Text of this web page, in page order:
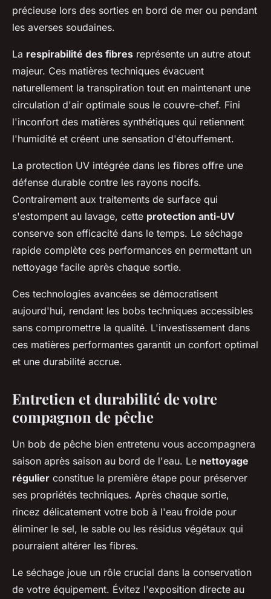
précieuse lors des sorties en bord de mer ou pendant
les averses soudaines.
La respirabilité des fibres représente un autre atout
majeur. Ces matières techniques évacuent
naturellement la transpiration tout en maintenant une
circulation d'air optimale sous le couvre-chef. Fini
l'inconfort des matières synthétiques qui retiennent
l'humidité et créent une sensation d'étouffement.
La protection UV intégrée dans les fibres offre une
défense durable contre les rayons nocifs.
Contrairement aux traitements de surface qui
s'estompent au lavage, cette protection anti-UV
conserve son efficacité dans le temps. Le séchage
rapide complète ces performances en permettant un
nettoyage facile après chaque sortie.
Ces technologies avancées se démocratisent
aujourd'hui, rendant les bobs techniques accessibles
sans compromettre la qualité. L'investissement dans
ces matières performantes garantit un confort optimal
et une durabilité accrue.
Entretien et durabilité de votre
compagnon de pêche
Un bob de pêche bien entretenu vous accompagnera
saison après saison au bord de l'eau. Le nettoyage
régulier constitue la première étape pour préserver
ses propriétés techniques. Après chaque sortie,
rincez délicatement votre bob à l'eau froide pour
éliminer le sel, le sable ou les résidus végétaux qui
pourraient altérer les fibres.
Le séchage joue un rôle crucial dans la conservation
de votre équipement. Évitez l'exposition directe au